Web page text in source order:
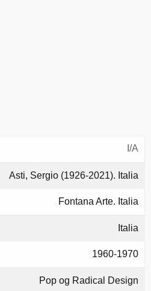
I/A
Asti, Sergio (1926-2021). Italia
Fontana Arte. Italia
Italia
1960-1970
Pop og Radical Design